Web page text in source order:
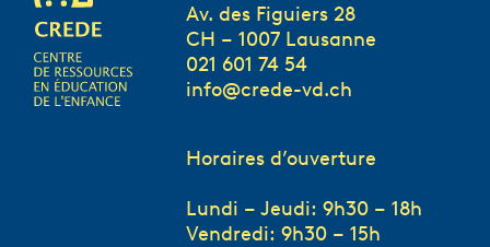
Av. des Figuiers 28
CH – 1007 Lausanne
021 601 74 54
info@crede-vd.ch
Horaires d’ouverture
Lundi – Jeudi: 9h30 – 18h
Vendredi: 9h30 – 15h